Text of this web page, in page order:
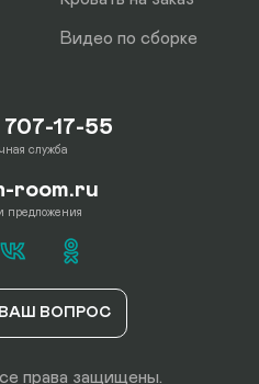
Видео по сборке
ВОПРОС
17-55
служба
room.ru
предложения
права защищены.